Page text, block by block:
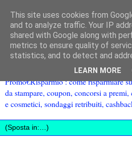
Promo€Risparmio : come risparmiare
da stampare, coupon, concorsi a
e cosmetici, sondaggi retribuiti,
This site uses cookies from
and to analyze traffic. Your IP
shared with Google along with
metrics to ensure quality of
statistics, and to detect and
LEARN MORE